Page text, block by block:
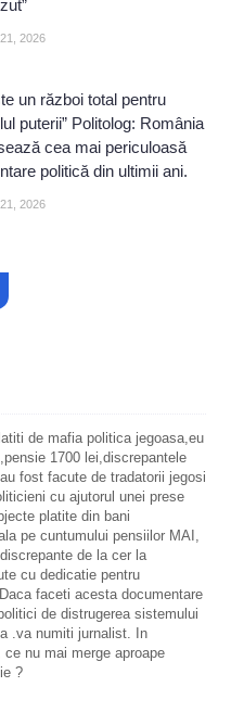
2026
un război total pentru
puterii” Politolog: România
cea mai periculoasă
politică din ultimii ani.
2026
de mafia politica jegoasa,eu
1700 lei,discrepantele
fost facute de tradatorii jegosi
cu ajutorul unei prese
platite din bani
pe cuntumului pensiilor MAI,
de la cer la
cu dedicatie pentru
faceti acesta documentare
de distrugerea sistemului
.va numiti jurnalist. In
nu mai merge aproape
?